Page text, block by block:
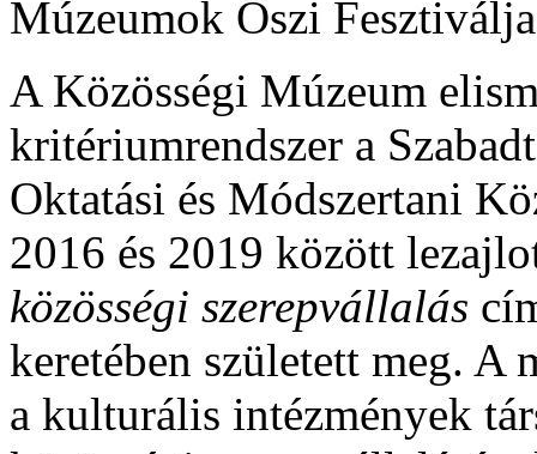
A Közösségi Múzeum
kritériumrendszer a
Oktatási és Módszertani
2016 és 2019 között
közösségi szerepvállalás
keretében született meg. A
a kulturális intézmények